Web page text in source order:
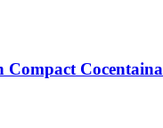
Cocentaina